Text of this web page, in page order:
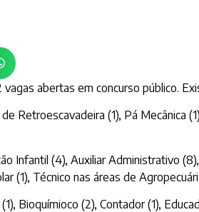
abertas em concurso público.
Retroescavadeira (1), Pá Mecânica
Infantil (4), Auxiliar Administrativo
(1), Técnico nas áreas de
Bioquímioco (2), Contador (1),